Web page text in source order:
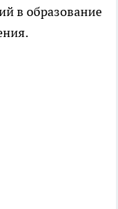
в образование